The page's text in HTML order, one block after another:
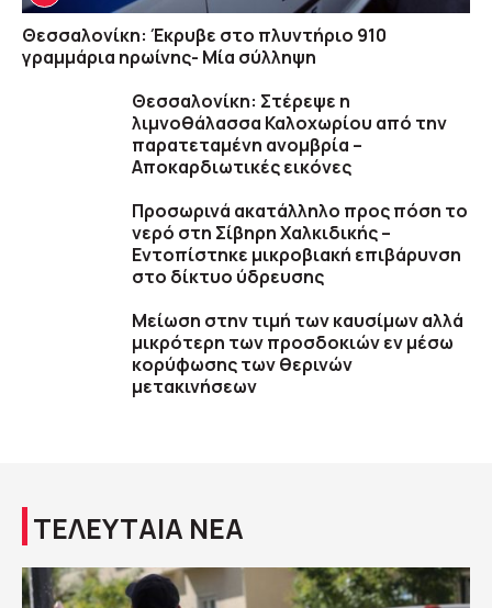
Θεσσαλονίκη: Έκρυβε στο πλυντήριο 910
γραμμάρια ηρωίνης- Μία σύλληψη
Θεσσαλονίκη: Στέρεψε η
λιμνοθάλασσα Καλοχωρίου από την
παρατεταμένη ανομβρία –
Αποκαρδιωτικές εικόνες
Προσωρινά ακατάλληλο προς πόση το
νερό στη Σίβηρη Χαλκιδικής –
Εντοπίστηκε μικροβιακή επιβάρυνση
στο δίκτυο ύδρευσης
Μείωση στην τιμή των καυσίμων αλλά
μικρότερη των προσδοκιών εν μέσω
κορύφωσης των θερινών
μετακινήσεων
ΤΕΛΕΥΤΑΙΑ ΝΕΑ